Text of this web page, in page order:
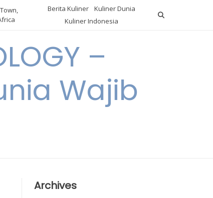
Berita Kuliner
Kuliner Dunia
Kuliner Indonesia
–
Wajib
Archives